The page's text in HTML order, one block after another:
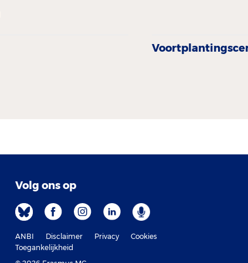
Volg ons op
ANBI Disclaimer Privacy
Cookies
Toegankelijkheid